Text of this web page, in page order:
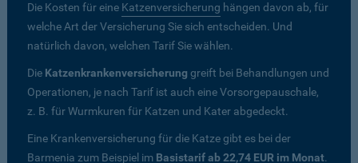
Die Kosten für eine Katzenversicherung hängen davon ab, für
welche Art der Versicherung Sie sich entscheiden. Und
natürlich davon, welchen Tarif Sie wählen.
Die Katzenkrankenversicherung greift bei Behandlungen und
Operationen, je nach Tarif ist auch eine Vorsorgepauschale,
z. B. für Wurmkuren für Katzen und Kater abgedeckt.
Eine Krankenversicherung für die Katze gibt es bei der
Barmenia zum Beispiel im Basistarif ab 22,74 EUR im Monat.